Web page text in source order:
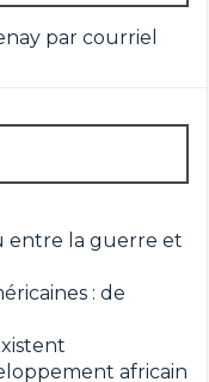
par courriel
entre la guerre et
: de
africain